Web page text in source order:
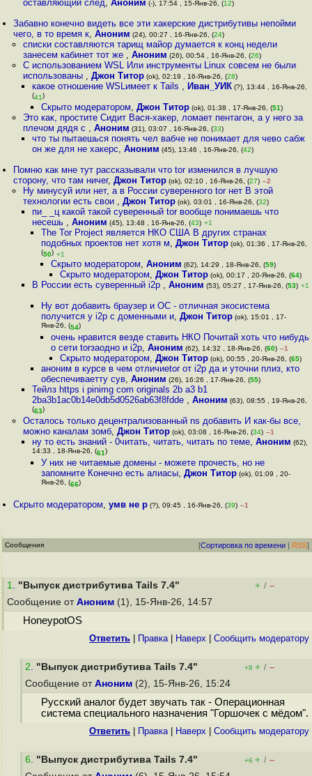
оставляющий след, Аноним (-), 17:54 , 15-Янв-26, (12)
Забавно конечно видеть все эти хакерские дистрибутивы непойми
чего, в то время к,Аноним (24), 00:27 , 16-Янв-26, (24)
списки составляются тарищ майор думается к конц недели
занесем кабинет тот же , Аноним (26), 00:54 , 16-Янв-26, (26)
С использованием WSL Или инструменты Linux совсем не были
использованы , Джон Титор(ok), 02:19 , 16-Янв-26, (28)
какое отношение WSLимеет к Tails , Иван_УИК(?), 13:44 , 16-Янв-26,
(41)
Скрыто модератором,Джон Титор (ok), 01:38 , 17-Янв-26, (51)
Это как, простите Сидит Вася-хакер, ломает пентагон, а у него за
плечом дядя с , Аноним (31), 03:07 , 16-Янв-26, (33)
что ты пытаешься понять чел вабче не понимает для чево сабж
он же для не хакерс, Аноним (45), 13:46 , 16-Янв-26, (42)
Помню как мне тут рассказывали что tor изменился в лучшую
сторону, что там ничег,Джон Титор (ok), 02:10 , 16-Янв-26, (27) –2
Ну минусуй или нет, а в России суверенного tor нет В этой
технологии есть свои , Джон Титор(ok), 03:01 , 16-Янв-26, (32)
пи_ _ц какой такой суверенный tor вообще понимаешь что
несешь , Аноним (45), 13:48 , 16-Янв-26, (43) +1
The Tor Project является НКО США В других странах
подобных проектов нет хотя м,Джон Титор (ok), 01:36 , 17-Янв-26,
(50) +1
Скрыто модератором, Аноним (62), 14:29 , 18-Янв-26, (59)
Скрыто модератором, Джон Титор(ok), 00:17 , 20-Янв-26, (64)
В России есть суверенный i2p , Аноним (53), 05:27 , 17-Янв-26, (53) +1
Ну вот добавить браузер и ОС - отличная экосистема
получится у i2p с доменными и,Джон Титор (ok), 15:01 , 17-
Янв-26, (54)
очень нравится везде ставить НКО Почитай хоть что нибудь
о сети torзаодно и i2p, Аноним (62), 14:32 , 18-Янв-26, (60) –1
Скрыто модератором, Джон Титор(ok), 00:55 , 20-Янв-26, (65)
аноним в курсе в чем отличиеtor от i2p да и уточни плиз, кто
обеспечиваетту сув,Аноним (26), 16:26 , 17-Янв-26, (55)
Тейлз https i pinimg com originals 2b a3 b1
2ba3b1ac0b14e0db5d0526ab63f8fdde , Аноним (63), 08:55 , 19-Янв-26,
(63)
Осталось только децентрализованный ns добавить И как-бы все,
можно каналам зомб, Джон Титор(ok), 03:08 , 16-Янв-26, (34) –1
ну то есть знаний - 0читать, читать, читать по теме, Аноним (62),
14:33 , 18-Янв-26, (61)
У них не читаемые домены - можете прочесть, но не
запомните Конечно есть алиасы,Джон Титор (ok), 01:09 , 20-
Янв-26, (66)
Скрыто модератором,умв не р (?), 09:45 , 16-Янв-26, (39) –1
Сообщения [Сортировка по времени | RSS]
1. "Выпуск дистрибутива Tails 7.4" + / –
Сообщение от Аноним (1), 15-Янв-26, 14:57
HoneypotOS
Ответить Правка| Наверх Cообщить модератору
2. "Выпуск дистрибутива Tails 7.4" +8 + / –
Сообщение от Аноним (2), 15-Янв-26, 15:24
Русский аналог будет звучать так - Операционная
система специального назначения "Горшочек с мёдом".
Ответить Правка| Наверх Cообщить модератору
6. "Выпуск дистрибутива Tails 7.4" +6 + / –